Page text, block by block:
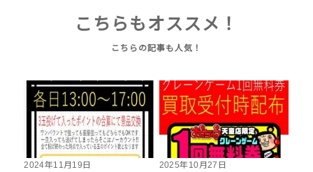
こちらもオススメ！
2024年11月19日
2025年10月27日